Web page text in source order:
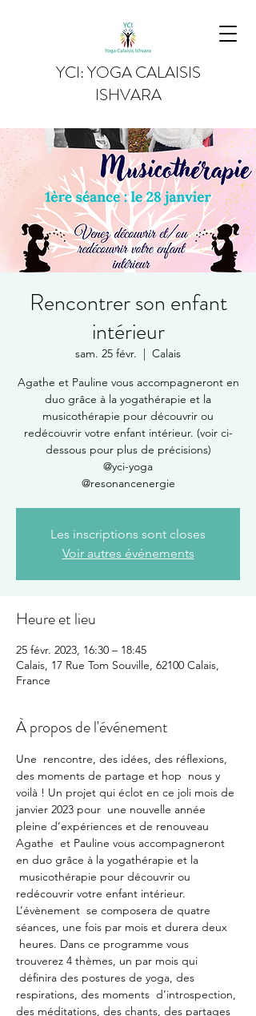
YCI: YOGA CALAISIS
ISHVARA
Rencontrer son enfant
intérieur
sam. 25 févr.
  |
Calais
Agathe et Pauline vous accompagneront en
duo grâce à la yogathérapie et la
musicothérapie pour découvrir ou
redécouvrir votre enfant intérieur. (voir ci-
dessous pour plus de précisions)
@yci-yoga
@resonancenergie
Les inscriptions sont closes
Voir autres événements
Heure et lieu
25 févr. 2023, 16:30 – 18:45
Calais, 17 Rue Tom Souville, 62100 Calais,
France
À propos de l'événement
Une  rencontre, des idées, des réflexions,
des moments de partage et hop  nous y
voilà ! Un projet qui éclot en ce joli mois de
janvier 2023 pour  une nouvelle année
pleine d’expériences et de renouveau
Agathe  et Pauline vous accompagneront
en duo grâce à la yogathérapie et la
musicothérapie pour découvrir ou
redécouvrir votre enfant intérieur.
L’évènement  se composera de quatre
séances, une fois par mois et durera deux
heures. Dans ce programme vous
trouverez 4 thèmes, un par mois qui
définira des postures de yoga, des
respirations, des moments  d’introspection,
des méditations, des chants, des partages